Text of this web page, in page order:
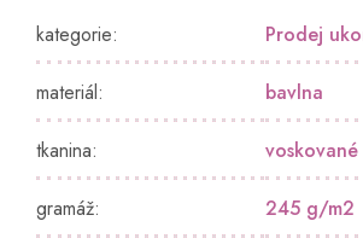
kategorie: Prodej
materiál: bavlna
tkanina:
gramáž: 245 g/m2